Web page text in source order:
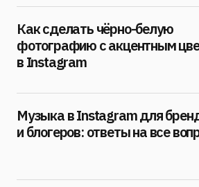
Как сделать чёрно-белую
фотографию с акцентным
в Instagram
Музыка в Instagram для
и блогеров: ответы на все